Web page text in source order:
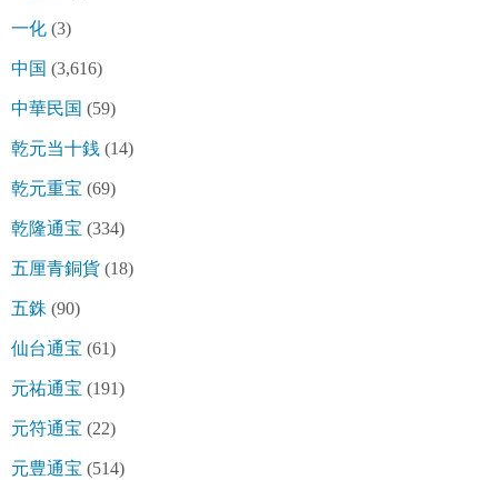
一化 (3)
中国 (3,616)
中華民国 (59)
乾元当十銭 (14)
乾元重宝 (69)
乾隆通宝 (334)
五厘青銅貨 (18)
五銖 (90)
仙台通宝 (61)
元祐通宝 (191)
元符通宝 (22)
元豊通宝 (514)